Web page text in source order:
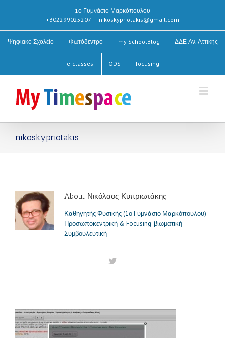
1ο Γυμνάσιο Μαρκόπουλου
+302299025207 | nikoskypriotakis@gmail.com
Ψηφιακό Σχολείο Φωτόδεντρο my SchoolBlog ΔΔΕ Αν. Αττικής
e-classes ODS focusing
nikoskypriotakis
About Νικόλαος Κυπριωτάκης
Καθηγητής Φυσικής (1ο Γυμνάσιο Μαρκόπουλου)
Προσωποκεντρική & Focusing-βιωματική
Συμβουλευτική